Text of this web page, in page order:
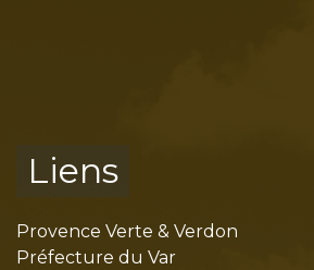
Liens
Provence Verte & Verdon
Préfecture du Var